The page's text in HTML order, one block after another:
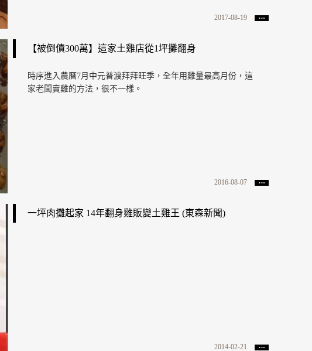
2017-08-19
【被倒債300萬】這家土雞店從1坪攤翻身
時序進入農曆7月中元普渡拜拜旺季，全年用雞量最高月份，這
家老闆賣雞的方法，很不一樣。
2016-08-07
一坪肉攤起家 14年翻身雞販變土雞王 (東森新聞)
2014-02-21